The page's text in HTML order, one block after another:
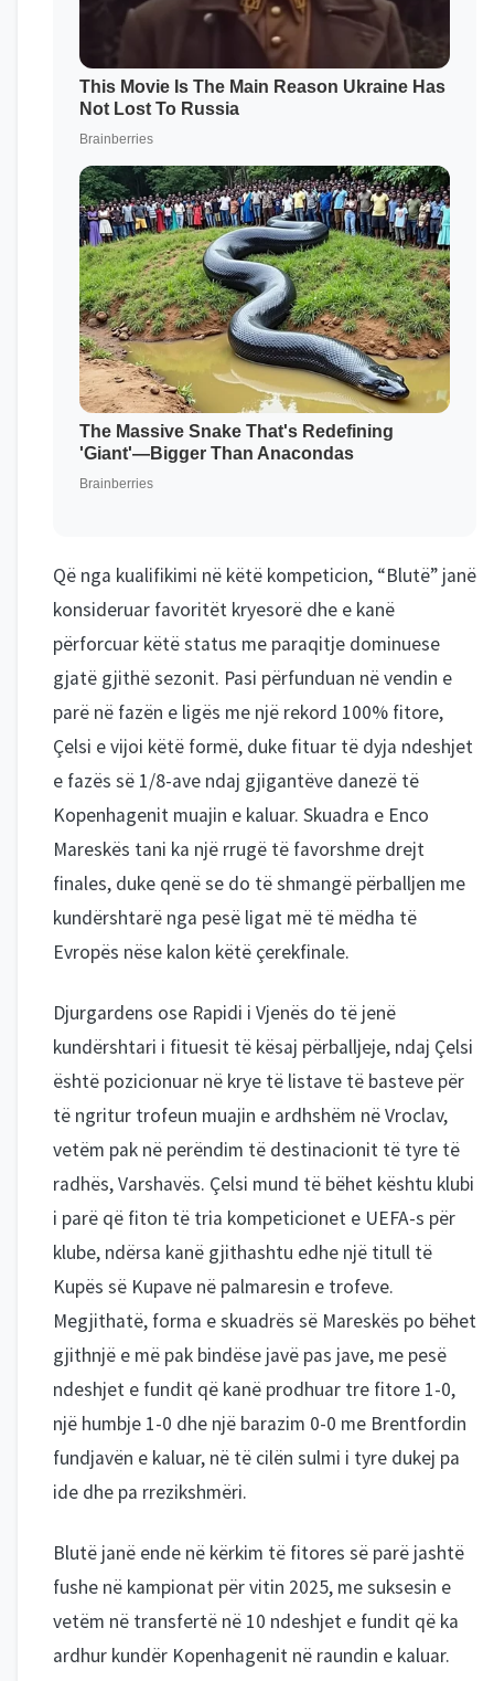
Që nga kualifikimi në këtë kompeticion, “Blutë” janë
konsideruar favoritët kryesorë dhe e kanë
përforcuar këtë status me paraqitje dominuese
gjatë gjithë sezonit. Pasi përfunduan në vendin e
parë në fazën e ligës me një rekord 100% fitore,
Çelsi e vijoi këtë formë, duke fituar të dyja ndeshjet
e fazës së 1/8-ave ndaj gjigantëve danezë të
Kopenhagenit muajin e kaluar. Skuadra e Enco
Mareskës tani ka një rrugë të favorshme drejt
finales, duke qenë se do të shmangë përballjen me
kundërshtarë nga pesë ligat më të mëdha të
Evropës nëse kalon këtë çerekfinale.
Djurgardens ose Rapidi i Vjenës do të jenë
kundërshtari i fituesit të kësaj përballjeje, ndaj Çelsi
është pozicionuar në krye të listave të basteve për
të ngritur trofeun muajin e ardhshëm në Vroclav,
vetëm pak në perëndim të destinacionit të tyre të
radhës, Varshavës. Çelsi mund të bëhet kështu klubi
i parë që fiton të tria kompeticionet e UEFA-s për
klube, ndërsa kanë gjithashtu edhe një titull të
Kupës së Kupave në palmaresin e trofeve.
Megjithatë, forma e skuadrës së Mareskës po bëhet
gjithnjë e më pak bindëse javë pas jave, me pesë
ndeshjet e fundit që kanë prodhuar tre fitore 1-0,
një humbje 1-0 dhe një barazim 0-0 me Brentfordin
fundjavën e kaluar, në të cilën sulmi i tyre dukej pa
ide dhe pa rrezikshmëri.
Blutë janë ende në kërkim të fitores së parë jashtë
fushe në kampionat për vitin 2025, me suksesin e
vetëm në transfertë në 10 ndeshjet e fundit që ka
ardhur kundër Kopenhagenit në raundin e kaluar.